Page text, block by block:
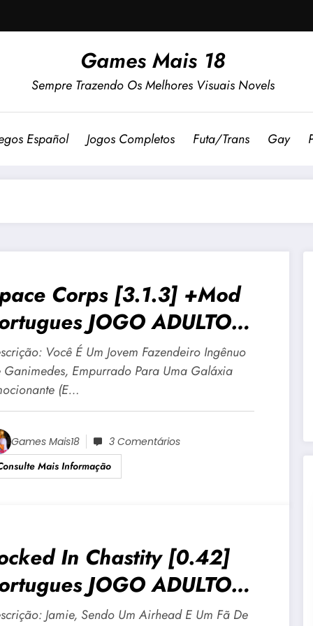
Games Mais 18
Sempre Trazendo Os Melhores Visuais Novels
Español Jogos Completos Futa/Trans Gay
Corps [3.1.3] +Mod
JOGO ADULTO
Para Android E PC
Você É Um Jovem Fazendeiro Ingênuo
Ganimedes, Empurrado Para Uma Galáxia
(e…
Games Mais18
3 Comentários
Mais Informação
In Chastity [0.42]
JOGO ADULTO
Para Android E PC
Jamie, Sendo Um Airhead E Um Fã De